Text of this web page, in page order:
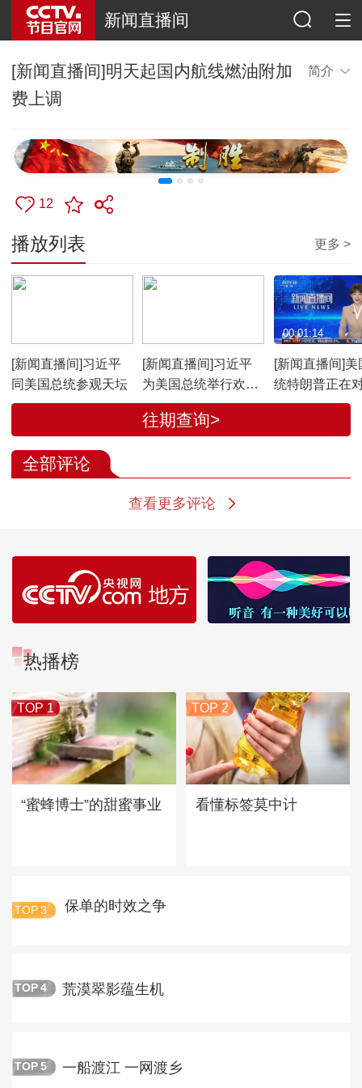
新闻直播间
[新闻直播间]明天起国内航线燃油附加
费上调
简介
12
播放列表 更多 >
[新闻直播间]习近平
同美国总统参观天坛
[新闻直播间]习近平
为美国总统举行欢迎
宴会
[新闻直播间]美
统特朗普正在
进行国事访问
00:01:14
往期查询>
全部评论
查看更多评论
热播榜
TOP 1
“蜜蜂博士”的甜蜜事业
TOP 2
看懂标签莫中计
TOP 3 保单的时效之争
TOP 4 荒漠翠影蕴生机
TOP 5 一船渡江 一网渡乡